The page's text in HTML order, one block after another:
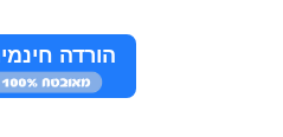
הורדה